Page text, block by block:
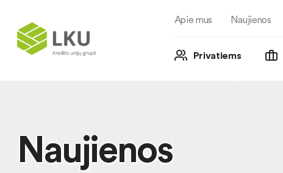
Apie mus Naujienos
Privatiems
Naujienos